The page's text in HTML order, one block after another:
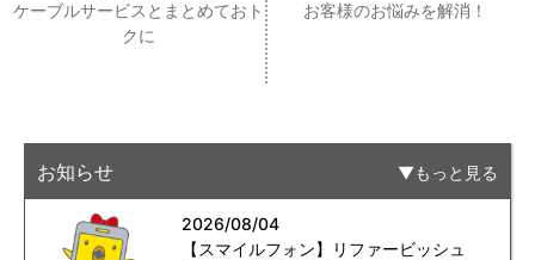
ケーブルサービスとまとめておト
クに
お客様のお悩みを解消！
お知らせ もっと見る
2026/08/04
【スマイルフォン】リファービッシュ